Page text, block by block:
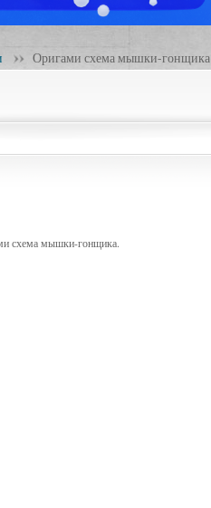
Оригами схема мышки-гонщика
схема мышки-гонщика.